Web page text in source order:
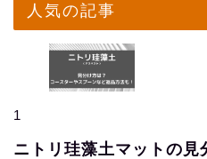
人気の記事
1
ニトリ珪藻土マットの